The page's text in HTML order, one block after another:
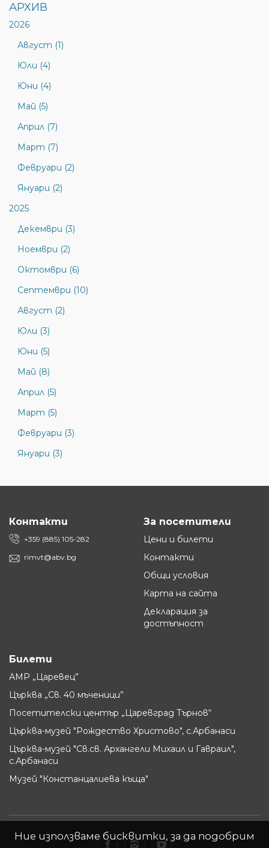
АРХИВ
2026
Август (1)
Юли (4)
Юни (4)
Май (5)
Април (7)
Март (7)
Февруари (2)
Януари (2)
2025
Декември (3)
Ноември (2)
Октомври (6)
Септември (10)
Август (2)
Юли (3)
Юни (5)
Май (8)
Април (5)
Март (5)
Февруари (3)
Януари (3)
Контакти
+359 (885) 105-282
rimvt@abv.bg
За посетители
Цени и билети
Контакти
Общи условия
Карта на сайта
Декларация за
достъпност
Билети
АМР „Царевец”
Църква „Св. 40 мъченици”
Посетителски център „Царевград Търнов“
Църква-музей "Рождество Христово", с.Арбанаси
Църква-музей "Св.св. Архангели Михаил и Гавраил",
с.Арбанаси
Музей "Констанцалиева къща"
Ние използваме бисквитки, за да подобрим